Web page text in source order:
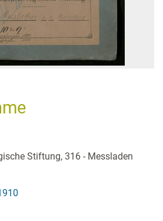
Stiftung, 316 - Messladen